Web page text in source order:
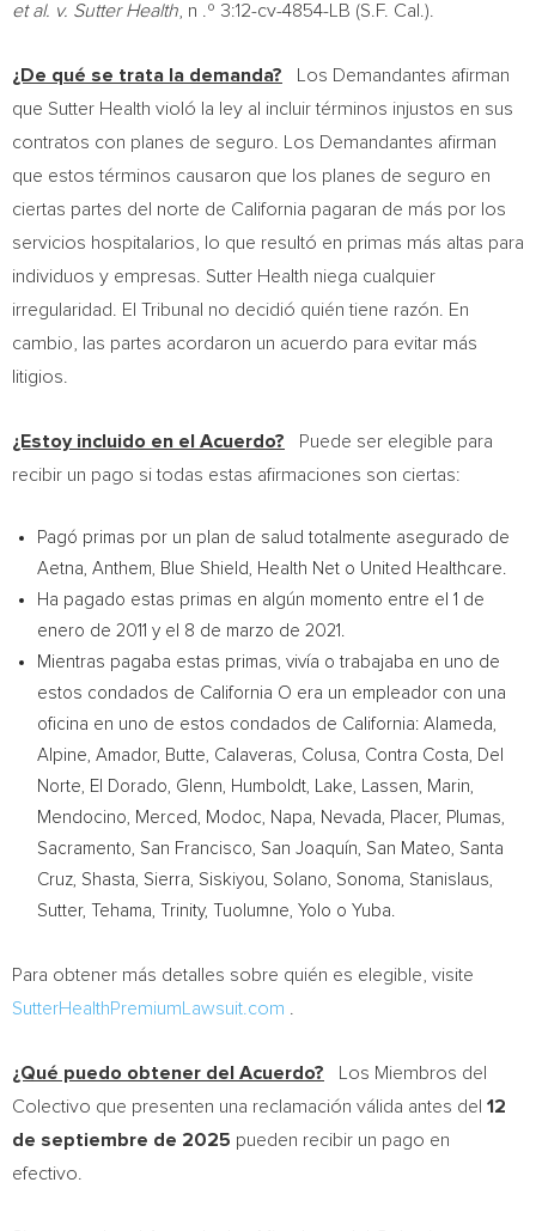
et al. v. Sutter Health , n .º 3:12-cv-4854-LB (S.F. Cal.).
¿De qué se trata la demanda?
Los Demandantes afirman
que Sutter Health violó la ley al incluir términos injustos en sus
contratos con planes de seguro. Los Demandantes afirman
que estos términos causaron que los planes de seguro en
ciertas partes del norte de California pagaran de más por los
servicios hospitalarios, lo que resultó en primas más altas para
individuos y empresas. Sutter Health niega cualquier
irregularidad. El Tribunal no decidió quién tiene razón. En
cambio, las partes acordaron un acuerdo para evitar más
litigios.
¿Estoy incluido en el Acuerdo?
Puede ser elegible para
recibir un pago si todas estas afirmaciones son ciertas:
Pagó primas por un plan de salud totalmente asegurado de
Aetna, Anthem, Blue Shield, Health Net o United Healthcare.
Ha pagado estas primas en algún momento entre el 1 de
enero de 2011 y el 8 de marzo de 2021.
Mientras pagaba estas primas, vivía o trabajaba en uno de
estos condados de California O era un empleador con una
oficina en uno de estos condados de California: Alameda,
Alpine, Amador, Butte, Calaveras, Colusa, Contra Costa, Del
Norte, El Dorado, Glenn, Humboldt, Lake, Lassen, Marin,
Mendocino, Merced, Modoc, Napa, Nevada, Placer, Plumas,
Sacramento, San Francisco, San Joaquín, San Mateo, Santa
Cruz, Shasta, Sierra, Siskiyou, Solano, Sonoma, Stanislaus,
Sutter, Tehama, Trinity, Tuolumne, Yolo o Yuba.
Para obtener más detalles sobre quién es elegible, visite
SutterHealthPremiumLawsuit.com
¿Qué puedo obtener del Acuerdo?
Los Miembros del
Colectivo que presenten una reclamación válida antes del 12
de septiembre de 2025 pueden recibir un pago en
efectivo.